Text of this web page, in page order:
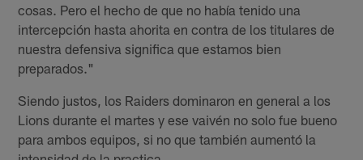
cosas. Pero el hecho de que no había tenido una
intercepción hasta ahorita en contra de los titulares de
nuestra defensiva significa que estamos bien
preparados."
Siendo justos, los Raiders dominaron en general a los
Lions durante el martes y ese vaivén no solo fue bueno
para ambos equipos, si no que también aumentó la